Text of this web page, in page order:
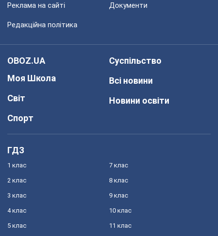
Реклама на сайті Документи
Редакційна політика
OBOZ.UA
Моя Школа
Світ
Спорт
Суспільство
Всі новини
Новини освіти
ГДЗ
1 клас
2 клас
3 клас
4 клас
5 клас
7 клас
8 клас
9 клас
10 клас
11 клас